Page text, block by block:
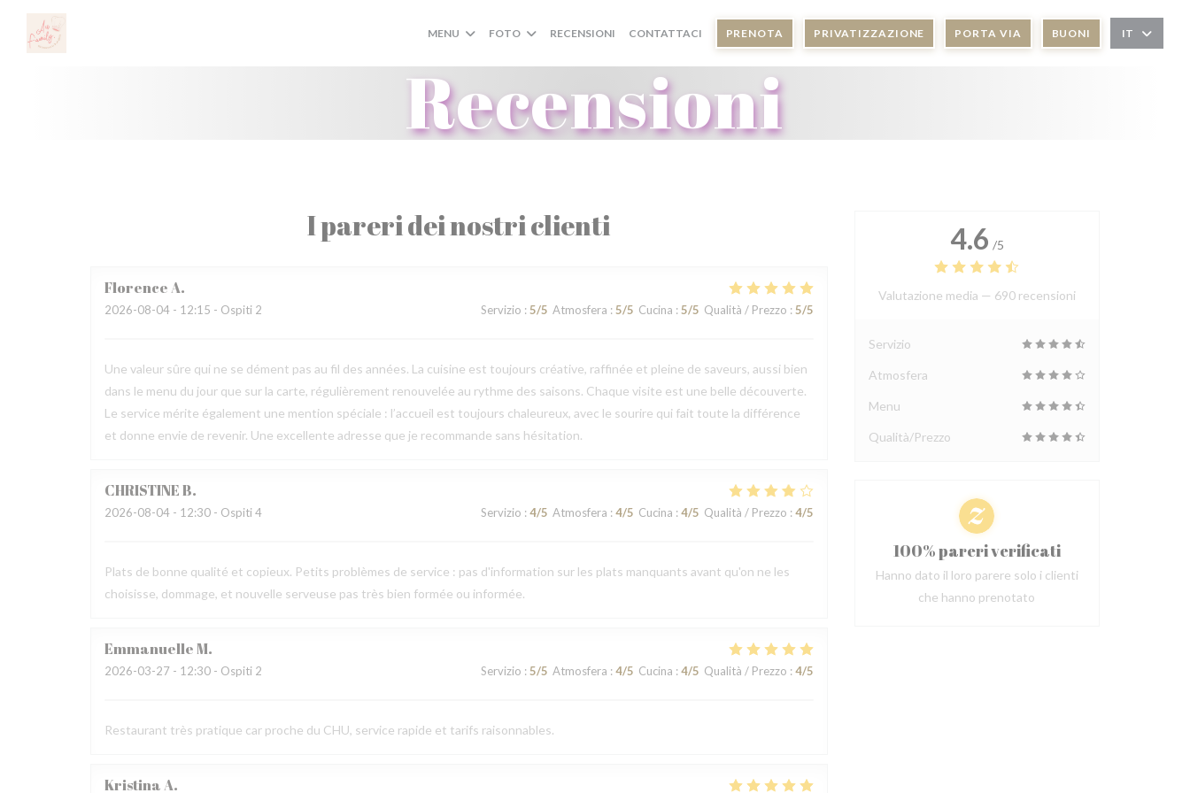
Personalizzazione delle tue scelte sui cookie
MENU FOTO RECENSIONI CONTATTACI PRENOTA PRIVATIZZAZIONE PORTA VIA BUONI IT
Recensioni
I pareri dei nostri clienti
FlorenceA
2026-08-04 - 12:15 - Ospiti 2 Servizio : 5/5 Atmosfera : 5/5 Cucina : 5/5 Qualità / Prezzo : 5/5
Une valeur sûre qui ne se dément pas au fil des années. La cuisine est toujours créative, raffinée et pleine de saveurs, aussi bien
dans le menu du jour que sur la carte, régulièrement renouvelée au rythme des saisons. Chaque visite est une belle découverte.
Le service mérite également une mention spéciale : l’accueil est toujours chaleureux, avec le sourire qui fait toute la différence
et donne envie de revenir. Une excellente adresse que je recommande sans hésitation.
CHRISTINEB
2026-08-04 - 12:30 - Ospiti 4 Servizio : 4/5 Atmosfera : 4/5 Cucina : 4/5 Qualità / Prezzo : 4/5
Plats de bonne qualité et copieux. Petits problèmes de service : pas d'information sur les plats manquants avant qu'on ne les
choisisse, dommage, et nouvelle serveuse pas très bien formée ou informée.
EmmanuelleM
2026-03-27 - 12:30 - Ospiti 2 Servizio : 5/5 Atmosfera : 4/5 Cucina : 4/5 Qualità / Prezzo : 4/5
Restaurant très pratique car proche du CHU, service rapide et tarifs raisonnables.
KristinaA
4.6 /5
Valutazione media — 690 recensioni
Servizio
Atmosfera
Menu
Qualità/Prezzo
100% pareri verificati
Hanno dato il loro parere solo i clienti
che hanno prenotato